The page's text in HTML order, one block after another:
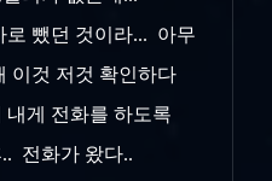
로 뺐던 것이라... 아무
이것 저것 확인하다
게 전화를 하도록
전화가 왔다..